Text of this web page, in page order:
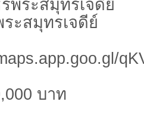
พระสมุทรเจดีย์
ะสมุทรเจดีย์
บาท